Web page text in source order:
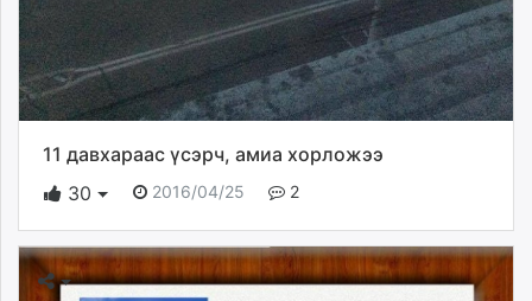
11 давхараас үсэрч, амиа хорложээ
30
2016/04/25 2